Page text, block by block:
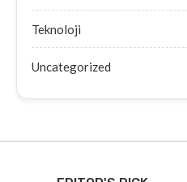
Teknoloji
Uncategorized